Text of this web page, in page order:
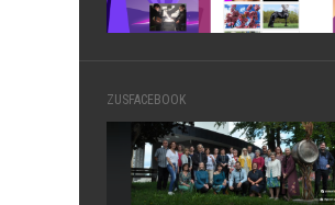
ZUSFACEBOOK